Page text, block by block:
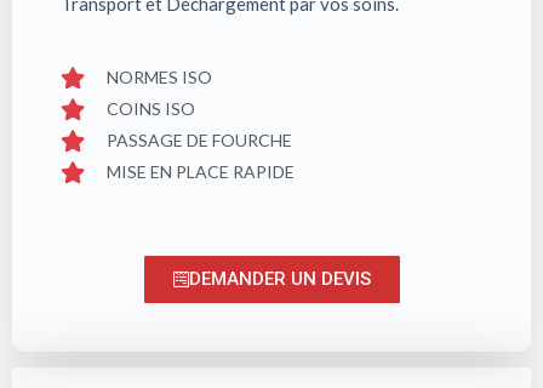
NORMES ISO
COINS ISO
PASSAGE DE FOURCHE
MISE EN PLACE RAPIDE
DEMANDER UN DEVIS